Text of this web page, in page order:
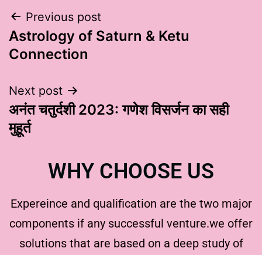
Previous post
Astrology of Saturn & Ketu
Connection
Next post
अनंत चतुर्दशी 2023: गणेश विसर्जन का सही
मुहूर्त
WHY CHOOSE US
Expereince and qualification are the two major
components if any successful venture.we offer
solutions that are based on a deep study of